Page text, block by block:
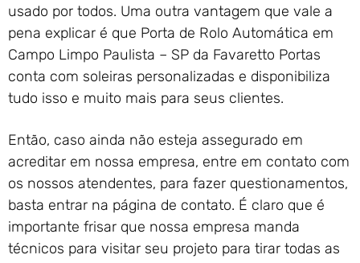
usado por todos. Uma outra vantagem que vale a
pena explicar é que Porta de Rolo Automática em
Campo Limpo Paulista – SP da Favaretto Portas
conta com soleiras personalizadas e disponibiliza
tudo isso e muito mais para seus clientes.
Então, caso ainda não esteja assegurado em
acreditar em nossa empresa, entre em contato com
os nossos atendentes, para fazer questionamentos,
basta entrar na página de contato. É claro que é
importante frisar que nossa empresa manda
técnicos para visitar seu projeto para tirar todas as